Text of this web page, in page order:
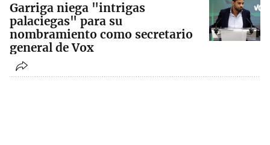
Garriga niega "intrigas
palaciegas" para su
nombramiento como secretario
general de Vox